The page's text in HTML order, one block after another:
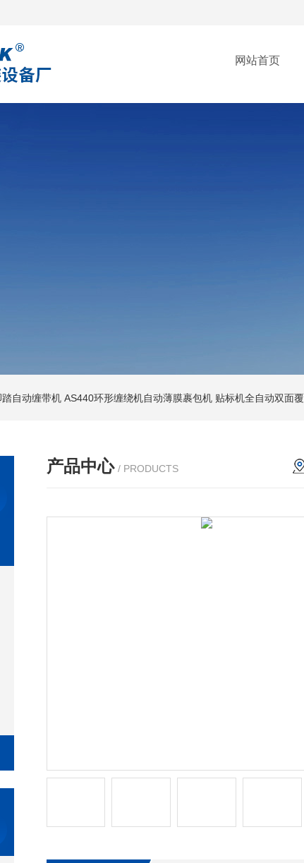
网站首页
自动缠带机 AS440环形缠绕机自动薄膜裹包机 贴标机全自动双面
产品中心 / PRODUCTS